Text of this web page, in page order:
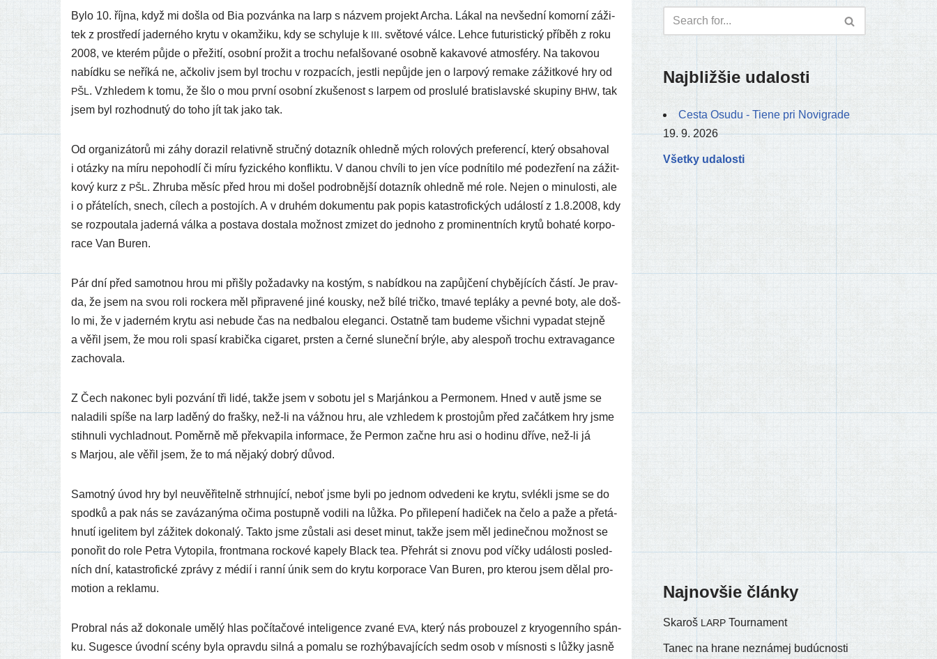
Bylo 10. říj­na, když mi doš­la od Bia pozván­ka na larp s náz­vem pro­jekt Archa. Lákal na nevšed­ní komor­ní záži­
tek z pros­tře­dí jader­né­ho kry­tu v okam­ži­ku, kdy se schy­lu­je k III. světo­vé vál­ce. Lehce futu­ris­tic­ký pří­běh z roku
2008, ve kte­rém půj­de o pře­ži­tí, osob­ní pro­žit a tro­chu nefal­šo­va­né osob­ně kaka­vo­vé atmo­sfé­ry. Na tako­vou
nabíd­ku se neří­ká ne, ačko­liv jsem byl tro­chu v roz­pa­cích, jest­li nepůj­de jen o lar­po­vý rema­ke zážit­ko­vé hry od
PŠL . Vzhledem k tomu, že šlo o mou prv­ní osob­ní zku­še­nost s lar­pem od pros­lu­lé bra­ti­slav­ské sku­pi­ny BHW, tak
jsem byl roz­hod­nu­tý do toho jít tak jako tak.
Od orga­ni­zá­to­rů mi záhy dora­zil rela­tiv­ně struč­ný dotaz­ník ohled­ně mých rolo­vých pre­fe­ren­cí, kte­rý obsa­ho­val
i otáz­ky na míru nepo­hod­lí či míru fyzic­ké­ho kon­flik­tu. V danou chví­li to jen více pod­ní­ti­lo mé pode­zře­ní na zážit­
ko­vý kurz z PŠL . Zhruba měsíc před hrou mi došel pod­rob­něj­ší dotaz­ník ohled­ně mé role. Nejen o minu­los­ti, ale
i o přá­te­lích, snech, cílech a posto­jích. A v dru­hém doku­men­tu pak popis kata­stro­fic­kých udá­los­tí z 1.8.2008, kdy
se roz­pou­ta­la jader­ná vál­ka a posta­va dosta­la mož­nost zmi­zet do jed­no­ho z pro­mi­nen­tních kry­tů boha­té kor­po­
ra­ce Van Buren.
Pár dní před samot­nou hrou mi přiš­ly poža­dav­ky na kos­tým, s nabíd­kou na zapůj­če­ní chy­bějí­cích čás­tí. Je prav­
da, že jsem na svou roli roc­ke­ra měl přip­ra­ve­né jiné kous­ky, než bílé trič­ko, tma­vé tep­lá­ky a pev­né boty, ale doš­
lo mi, že v jader­ném kry­tu asi nebu­de čas na ned­ba­lou ele­gan­ci. Ostatně tam bude­me všich­ni vypa­dat stej­ně
a věřil jsem, že mou roli spa­sí kra­bič­ka ciga­ret, prs­ten a čer­né slu­neč­ní brý­le, aby ales­poň tro­chu extra­va­gan­ce
zachovala.
Z Čech nako­nec byli pozvá­ní tři lidé, tak­že jsem v sobo­tu jel s Marjánkou a Permonem. Hned v autě jsme se
nala­di­li spí­še na larp laděný do fraš­ky, než-li na váž­nou hru, ale vzhle­dem k pros­to­jům před začát­kem hry jsme
stih­nu­li vyc­hlad­nout. Poměrně mě přek­va­pi­la infor­ma­ce, že Permon začne hru asi o hodi­nu dří­ve, než-li já
s Marjou, ale věřil jsem, že to má něja­ký dob­rý důvod.
Samotný úvod hry byl neuvěři­tel­ně strh­nu­jí­cí, neboť jsme byli po jed­nom odve­de­ni ke kry­tu, svlék­li jsme se do
spod­ků a pak nás se zavá­za­ný­ma oči­ma postup­ně vodi­li na lůž­ka. Po při­le­pe­ní hadi­ček na čelo a paže a pře­tá­
hnu­tí ige­li­tem byl záži­tek doko­na­lý. Takto jsme zůs­ta­li asi deset minut, tak­že jsem měl jedi­neč­nou mož­nost se
pono­řit do role Petra Vytopila, front­ma­na roc­ko­vé kape­ly Black tea. Přehrát si zno­vu pod víč­ky udá­los­ti posled­
ních dní, kata­stro­fic­ké zprá­vy z médií i ran­ní únik sem do kry­tu kor­po­ra­ce Van Buren, pro kte­rou jsem dělal pro­
mo­ti­on a reklamu.
Probral nás až doko­na­le umělý hlas počí­ta­čo­vé inte­li­gen­ce zva­né EVA, kte­rý nás pro­bou­zel z kry­o­gen­ní­ho spán­
ku. Sugesce úvod­ní scé­ny byla oprav­du sil­ná a poma­lu se roz­hý­ba­va­jí­cích sedm osob v mís­nos­ti s lůž­ky jas­ně
Najbližšie udalosti
Cesta Osudu - Tiene pri Novigrade
19. 9. 2026
Všetky udalosti
Najnovšie články
Skaroš LARP Tournament
Tanec na hrane neznámej budúcnosti